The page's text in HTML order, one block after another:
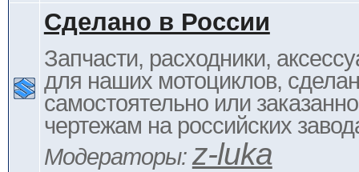
Сделано в России
Запчасти, расходники,
для наших мотоциклов,
самостоятельно или
чертежам на российских
Модераторы: z-luka